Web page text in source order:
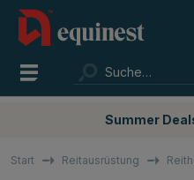
Summer
Start Reitausrüstung